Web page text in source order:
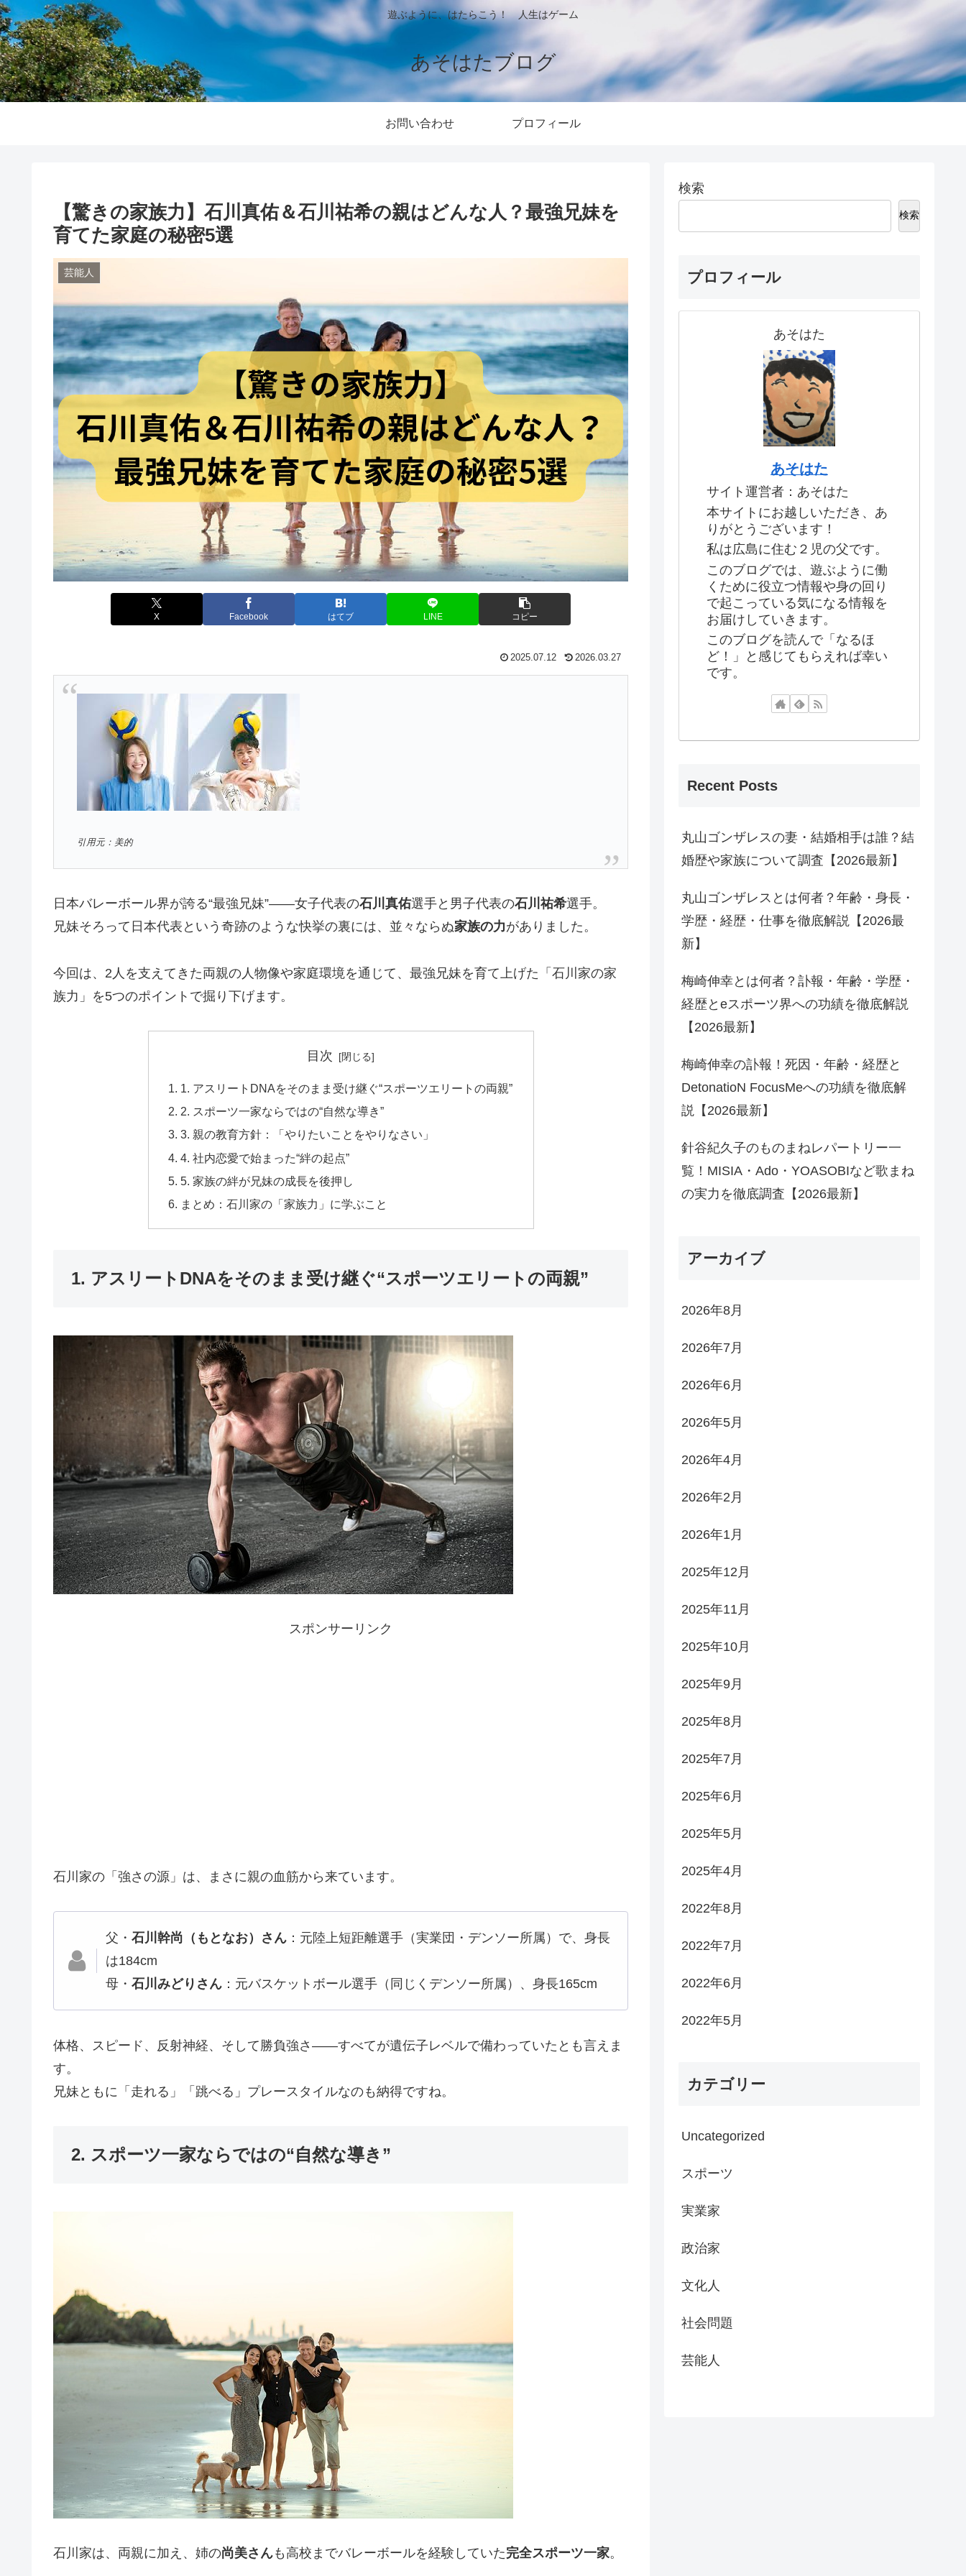
遊ぶように、はたらこう！ 人生はゲーム
あそはたブログ
お問い合わせ プロフィール
【驚きの家族力】石川真佑＆石川祐希の親はどんな人？最強兄妹を
育てた家庭の秘密5選
芸能人
X Facebook はてブ LINE コピー
2025.07.12 2026.03.27
引用元：美的
日本バレーボール界が誇る“最強兄妹”――女子代表の石川真佑選手と男子代表の石川祐希選手。
兄妹そろって日本代表という奇跡のような快挙の裏には、並々ならぬ家族の力がありました。
今回は、2人を支えてきた両親の人物像や家庭環境を通じて、最強兄妹を育て上げた「石川家の家
族力」を5つのポイントで掘り下げます。
目次
1. アスリートDNAをそのまま受け継ぐ“スポーツエリートの両親”
2. スポーツ一家ならではの“自然な導き”
3. 親の教育方針：「やりたいことをやりなさい」
4. 社内恋愛で始まった“絆の起点”
5. 家族の絆が兄妹の成長を後押し
まとめ：石川家の「家族力」に学ぶこと
1. アスリートDNAをそのまま受け継ぐ“スポーツエリートの両親”
スポンサーリンク
石川家の「強さの源」は、まさに親の血筋から来ています。
父・ 石川幹尚（もとなお）さん ：元陸上短距離選手（実業団・デンソー所属）で、身長
は184cm
母・ 石川みどりさん ：元バスケットボール選手（同じくデンソー所属）、身長165cm
体格、スピード、反射神経、そして勝負強さ――すべてが遺伝子レベルで備わっていたとも言えま
す。
兄妹ともに「走れる」「跳べる」プレースタイルなのも納得ですね。
2. スポーツ一家ならではの“自然な導き”
石川家は、両親に加え、姉の尚美さんも高校までバレーボールを経験していた完全スポーツ一家。
検索
検索
プロフィール
あそはた
あそはた
サイト運営者：あそはた
本サイトにお越しいただき、あ
りがとうございます！
私は広島に住む２児の父です。
このブログでは、遊ぶように働
くために役立つ情報や身の回り
で起こっている気になる情報を
お届けしていきます。
このブログを読んで「なるほ
ど！」と感じてもらえれば幸い
です。
Recent Posts
丸山ゴンザレスの妻・結婚相手は誰？結
婚歴や家族について調査【2026最新】
丸山ゴンザレスとは何者？年齢・身長・
学歴・経歴・仕事を徹底解説【2026最
新】
梅崎伸幸とは何者？訃報・年齢・学歴・
経歴とeスポーツ界への功績を徹底解説
【2026最新】
梅崎伸幸の訃報！死因・年齢・経歴と
DetonatioN FocusMeへの功績を徹底解
説【2026最新】
針谷紀久子のものまねレパートリー一
覧！MISIA・Ado・YOASOBIなど歌まね
の実力を徹底調査【2026最新】
アーカイブ
2026年8月
2026年7月
2026年6月
2026年5月
2026年4月
2026年2月
2026年1月
2025年12月
2025年11月
2025年10月
2025年9月
2025年8月
2025年7月
2025年6月
2025年5月
2025年4月
2022年8月
2022年7月
2022年6月
2022年5月
カテゴリー
Uncategorized
スポーツ
実業家
政治家
文化人
社会問題
芸能人